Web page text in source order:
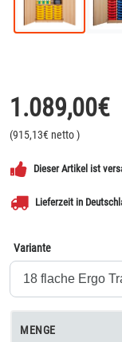
1.089,00€
(915,13€ netto)
Dieser Artikel ist
Lieferzeit in
Variante
MENGE